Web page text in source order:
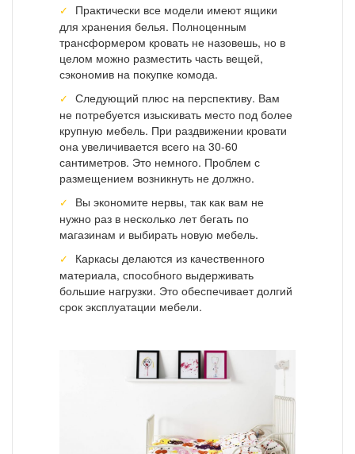
Практически все модели имеют ящики
для хранения белья. Полноценным
трансформером кровать не назовешь, но в
целом можно разместить часть вещей,
сэкономив на покупке комода.
Следующий плюс на перспективу. Вам
не потребуется изыскивать место под более
крупную мебель. При раздвижении кровати
она увеличивается всего на 30-60
сантиметров. Это немного. Проблем с
размещением возникнуть не должно.
Вы экономите нервы, так как вам не
нужно раз в несколько лет бегать по
магазинам и выбирать новую мебель.
Каркасы делаются из качественного
материала, способного выдерживать
большие нагрузки. Это обеспечивает долгий
срок эксплуатации мебели.